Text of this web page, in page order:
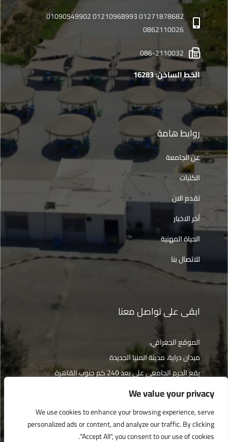
We value your privacy
We use cookies to enhance your browsing experience, serve
personalized ads or content, and analyze our traffic. By clicking
"Accept All", you consent to our use of cookies.
01271878682 01210968993 01090549902
0862110026
086-2110032
الخط الساخن: 16283
روابط هامة
عن الجامعة
الكليات
تقدم الان
أخر الاخبار
الحياة المهنية
للاتصال بنا
ابقى على تواصل معنا
الموقع الجغرافي،
ميدان دراية، مدينة المنيا الجديدة
يقع الحرم الجامعي على بعد 240 كم جنوب القاهرة
الإتجاهات